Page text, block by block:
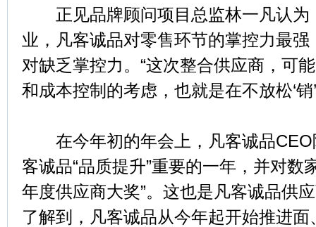
正见品牌顾问项目总监林一凡认为
业，凡客诚品对零售环节的掌控力最
对缺乏掌控力。“这次整合供应商，可
和成本控制的考虑，也就是在不放松‘销
在今年初的年会上，凡客诚品CEO
客诚品“品质提升”重要的一年，并对数
年度供应商大奖”。这也是凡客诚品供
了解到，凡客诚品从今年起开始推进